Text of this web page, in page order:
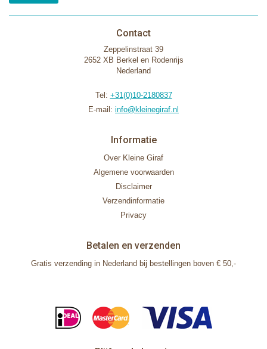
Contact
Zeppelinstraat 39
2652 XB Berkel en Rodenrijs
Nederland
Tel: +31(0)10-2180837
E-mail: info@kleinegiraf.nl
Informatie
Over Kleine Giraf
Algemene voorwaarden
Disclaimer
Verzendinformatie
Privacy
Betalen en verzenden
Gratis verzending in Nederland bij bestellingen boven € 50,-